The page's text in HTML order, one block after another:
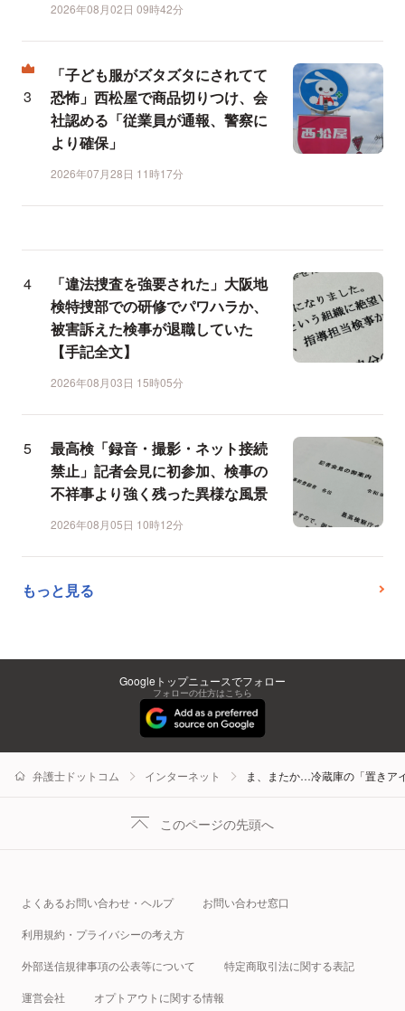
2026年08月02日 09時42分
「子ども服がズタズタにされてて
恐怖」西松屋で商品切りつけ、会
社認める「従業員が通報、警察に
より確保」
2026年07月28日 11時17分
「違法捜査を強要された」大阪地
検特捜部での研修でパワハラか、
被害訴えた検事が退職していた
【手記全文】
2026年08月03日 15時05分
最高検「録音・撮影・ネット接続
禁止」記者会見に初参加、検事の
不祥事より強く残った異様な風景
2026年08月05日 10時12分
もっと見る
Googleトップニュースでフォロー
フォローの仕方はこちら
弁護士ドットコム インターネット ま、またか…冷蔵庫の「置きア
このページの先頭へ
よくあるお問い合わせ・ヘルプ お問い合わせ窓口
利用規約・プライバシーの考え方
外部送信規律事項の公表等について 特定商取引法に関する表記
運営会社 オプトアウトに関する情報